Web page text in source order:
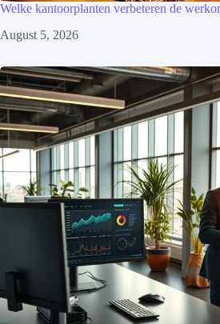
Welke kantoorplanten verbeteren de
August 5, 2026